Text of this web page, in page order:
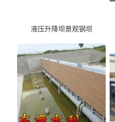
液压升降坝景观钢坝